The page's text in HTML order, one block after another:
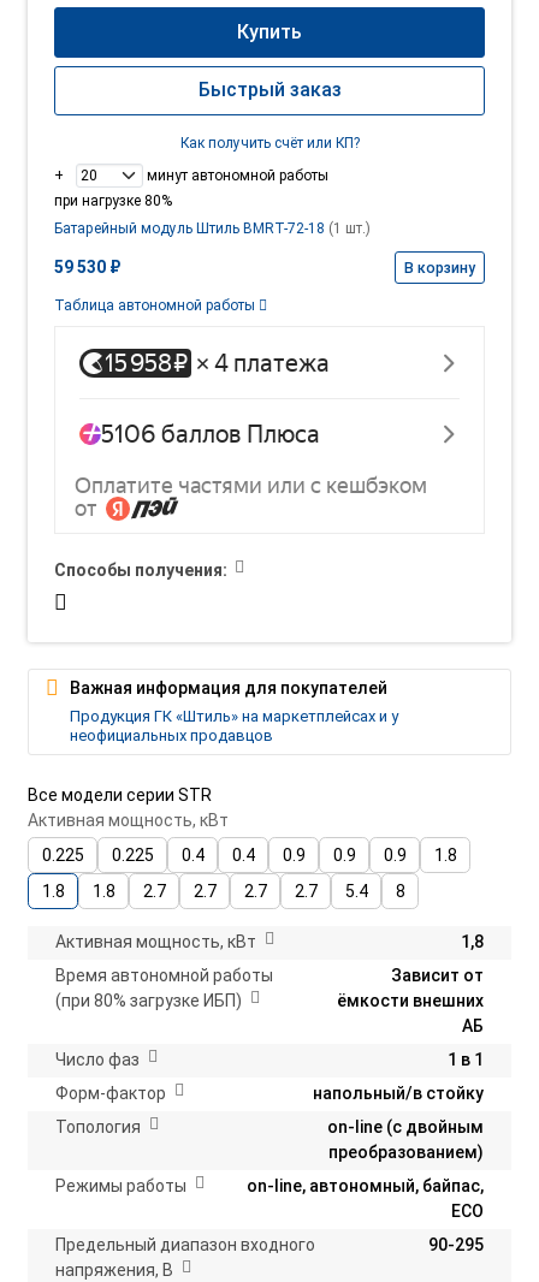
Все модели серии STR
Активная мощность, кВт
0.225
0.225 0.4 0.4 0.9 0.9 0.9
1.8
1.8
1.8 2.7 2.7 2.7 2.7 5.4 8
Активная мощность, кВт
1,8
Время автономной работы
(при 80% загрузке ИБП)
Зависит от
ёмкости внешних
АБ
Число фаз
1 в 1
Форм-фактор
напольный/в стойку
Топология
on-line (с двойным
преобразованием)
Режимы работы
on-line, автономный, байпас,
ECO
Предельный диапазон входного
напряжения, В
90-295
Купить
Быстрый заказ
Как получить счёт или КП?
+
минут автономной работы
при нагрузке 80%
Батарейный модуль Штиль BMRT-72-18 (1 шт.)
59 530 ₽ В корзину
Таблица автономной работы
Способы получения:
Важная информация для покупателей
Продукция ГК «Штиль» на маркетплейсах и у
неофициальных продавцов